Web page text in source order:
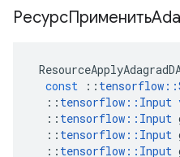
const
:: tensorflow ::
:: tensorflow :: Input
:: tensorflow :: Input
:: tensorflow :: Input
:: tensorflow :: Input